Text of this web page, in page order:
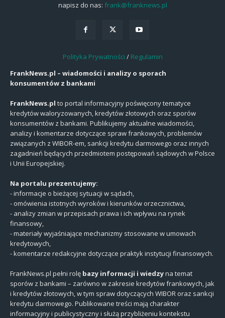
napisz do nas: frank@franknews.pl
Polityka Prywatności / Regulamin
FrankNews.pl – wiadomości i analizy o sporach
konsumentów z bankami
FrankNews.pl to portal informacyjny poświęcony tematyce
kredytów waloryzowanych, kredytów złotowych oraz sporów
konsumentów z bankami. Publikujemy aktualne wiadomości,
analizy i komentarze dotyczące spraw frankowych, problemów
związanych z WIBOR-em, sankcji kredytu darmowego oraz innych
zagadnień będących przedmiotem postępowań sądowych w Polsce
i Unii Europejskiej.
Na portalu prezentujemy:
- informacje o bieżącej sytuacji w sądach,
- omówienia istotnych wyroków i kierunków orzecznictwa,
- analizy zmian w przepisach prawa i ich wpływu na rynek
finansowy,
- materiały wyjaśniające mechanizmy stosowane w umowach
kredytowych,
- komentarze redakcyjne dotyczące praktyk instytucji finansowych.
FrankNews.pl pełni rolę bazy informacji i wiedzyna temat
sporów z bankami – zarówno w zakresie kredytów frankowych, jak
i kredytów złotowych, w tym spraw dotyczących WIBOR oraz sankcji
kredytu darmowego. Publikowane treści mają charakter
informacyjny i publicystyczny i służą przybliżeniu kontekstu